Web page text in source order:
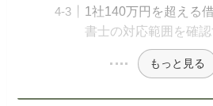
1社140万円を超える
書士の対応範囲を確認
もっと見る